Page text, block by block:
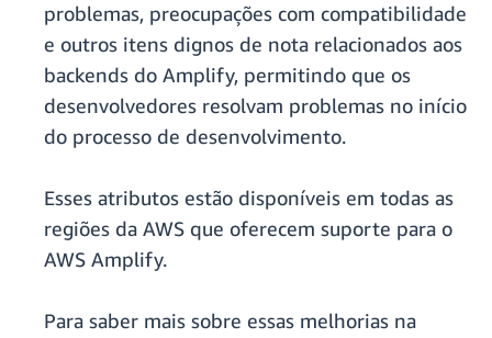
problemas, preocupações com compatibilidade
e outros itens dignos de nota relacionados aos
backends do Amplify, permitindo que os
desenvolvedores resolvam problemas no início
do processo de desenvolvimento.
Esses atributos estão disponíveis em todas as
regiões da AWS que oferecem suporte para o
AWS Amplify.
Para saber mais sobre essas melhorias na